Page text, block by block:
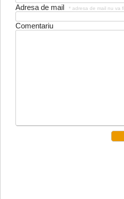
Adresa de mail * adresa de mail nu va
Comentariu